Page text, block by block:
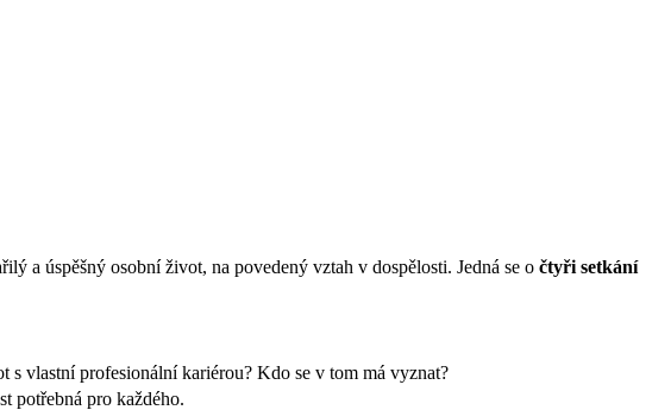
a úspěšný osobní život, na povedený vztah v dospělosti. Jedná se o čtyři setkání
s vlastní profesionální kariérou? Kdo se v tom má vyznat?
potřebná pro každého.